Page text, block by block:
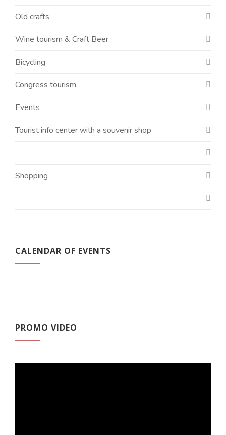
Old crafts
Wine tourism & Craft Beer
Bicycling
Congress tourism
Events
Tourist info center with a souvenir shop
Shopping
CALENDAR OF EVENTS
PROMO VIDEO